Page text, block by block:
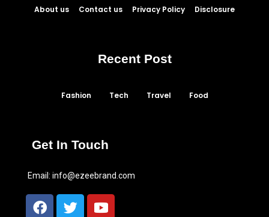
About us Contact us Privacy Policy Disclosure
Recent Post
Fashion Tech Travel Food
Get In Touch
Email: info@ezeebrand.com